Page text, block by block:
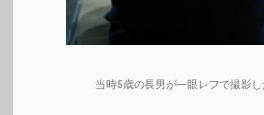
当時5歳の長男が一眼レフで撮影